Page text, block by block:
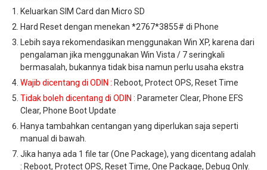
Keluarkan SIM Card dan Micro SD
Hard Reset dengan menekan *2767*3855# di Phone
Lebih saya rekomendasikan menggunakan Win XP, karena dari
pengalaman jika menggunakan Win Vista / 7 seringkali
bermasalah, bukannya tidak bisa namun perlu usaha ekstra
Wajib dicentang di ODIN : Reboot, Protect OPS, Reset Time
Tidak boleh dicentang di ODIN : Parameter Clear, Phone EFS
Clear, Phone Boot Update
Hanya tambahkan centangan yang diperlukan saja seperti
manual di bawah.
Jika hanya ada 1 file tar (One Package), yang dicentang adalah
: Reboot, Protect OPS, Reset Time, One Package, Debug Only.